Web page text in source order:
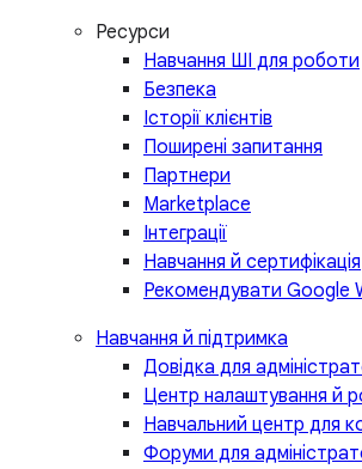
Ресурси
Навчання ШІ для роботи
Безпека
Історії клієнтів
Поширені запитання
Партнери
Marketplace
Інтеграції
Навчання й сертифікація
Рекомендувати Google
Навчання й підтримка
Довідка для
Центр налаштування й
Навчальний центр для
Форуми для